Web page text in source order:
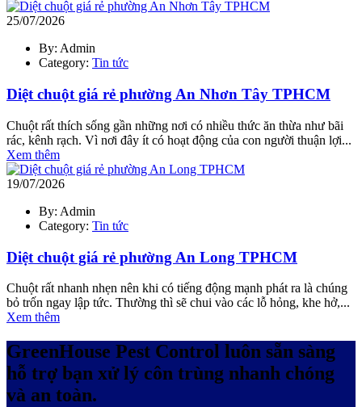
25/07/2026
By: Admin
Category: Tin tức
Diệt chuột giá rẻ phường An Nhơn Tây TPHCM
Chuột rất thích sống gần những nơi có nhiều thức ăn thừa như bãi
rác, kênh rạch. Vì nơi đây ít có hoạt động của con người thuận lợi...
Xem thêm
19/07/2026
By: Admin
Category: Tin tức
Diệt chuột giá rẻ phường An Long TPHCM
Chuột rất nhanh nhẹn nên khi có tiếng động mạnh phát ra là chúng
bỏ trốn ngay lập tức. Thường thì sẽ chui vào các lỗ hỏng, khe hở,...
Xem thêm
GreenHouse Pest Control luôn sẵn sàng
hỗ trợ bạn xử lý côn trùng nhanh chóng
và an toàn.